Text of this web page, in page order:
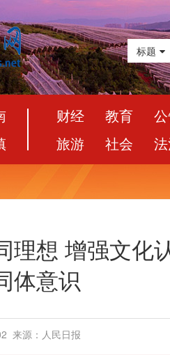
标题
财经 教育
旅游
社会
理想 增强文化
体意识
来源：人民日报